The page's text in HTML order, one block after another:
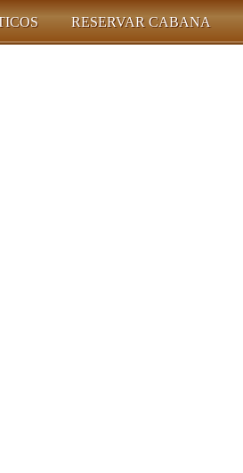
RESERVAR CABANA